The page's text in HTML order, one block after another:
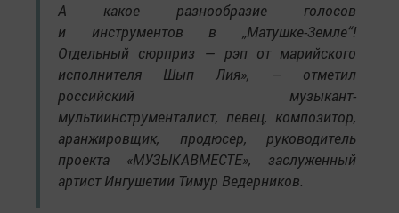
А какое разнообразие голосов
и инструментов в „Матушке-Земле“!
Отдельный сюрприз — рэп от марийского
исполнителя Шып Лия», — отметил
российский музыкант-
мультиинструменталист, певец, композитор,
аранжировщик, продюсер, руководитель
проекта «МУЗЫКАВМЕСТЕ», заслуженный
артист Ингушетии Тимур Ведерников.